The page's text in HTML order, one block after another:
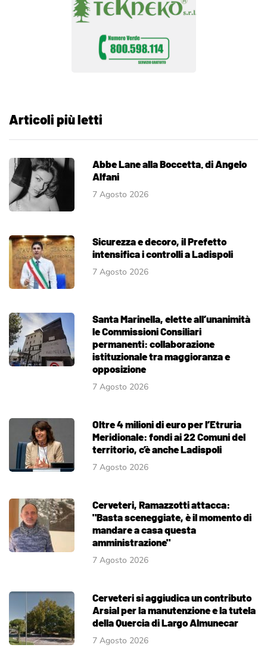
Articoli più letti
Abbe Lane alla Boccetta. di Angelo
Alfani
7 Agosto 2026
Sicurezza e decoro, il Prefetto
intensifica i controlli a Ladispoli
7 Agosto 2026
Santa Marinella, elette all’unanimità
le Commissioni Consiliari
permanenti: collaborazione
istituzionale tra maggioranza e
opposizione
7 Agosto 2026
Oltre 4 milioni di euro per l’Etruria
Meridionale: fondi ai 22 Comuni del
territorio, c’è anche Ladispoli
7 Agosto 2026
Cerveteri, Ramazzotti attacca:
"Basta sceneggiate, è il momento di
mandare a casa questa
amministrazione"
7 Agosto 2026
Cerveteri si aggiudica un contributo
Arsial per la manutenzione e la tutela
della Quercia di Largo Almunecar
7 Agosto 2026